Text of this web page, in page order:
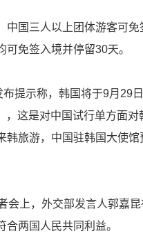
国三人以上团体游客可免
免签入境并停留30天。
示称，韩国将于9月29日
这是对中国试行单方面
韩旅游，中国驻韩国大使
上，外交部发言人郭嘉昆
两国人民共同利益。